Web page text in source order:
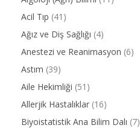
Acil Tıp (41)
Ağız ve Diş Sağlığı (4)
Anestezi ve Reanimasyon (6)
Astım (39)
Aile Hekimliği (51)
Allerjik Hastalıklar (16)
Biyoistatistik Ana Bilim Dalı (7)